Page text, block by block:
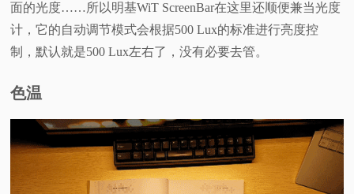
面的光度……所以明基WiT ScreenBar在这里还顺便兼当光度
计，它的自动调节模式会根据500 Lux的标准进行亮度控
制，默认就是500 Lux左右了，没有必要去管。
色温